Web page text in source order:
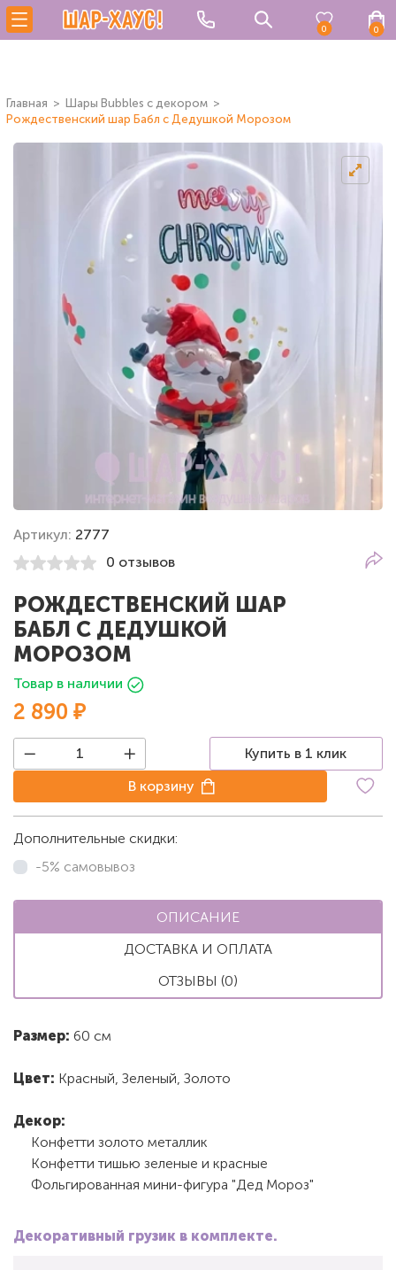
0 0
Главная
Шары Bubbles с декором
Рождественский шар Бабл с Дедушкой Морозом
Артикул: 2777
0 отзывов
РОЖДЕСТВЕНСКИЙ ШАР
БАБЛ С ДЕДУШКОЙ
МОРОЗОМ
Товар в наличии
2 890 ₽
Купить в 1 клик
В корзину
Дополнительные скидки:
-5% самовывоз
ОПИСАНИЕ
ДОСТАВКА И ОПЛАТА
ОТЗЫВЫ (0)
Размер: 60 см
Цвет: Красный, Зеленый, Золото
Декор:
Конфетти золото металлик
Конфетти тишью зеленые и красные
Фольгированная мини-фигура "Дед Мороз"
Декоративный грузик в комплекте.